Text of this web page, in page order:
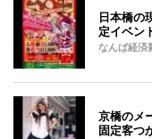
日本橋の
定イベン
なんば経済
京橋のメ
固定客つ